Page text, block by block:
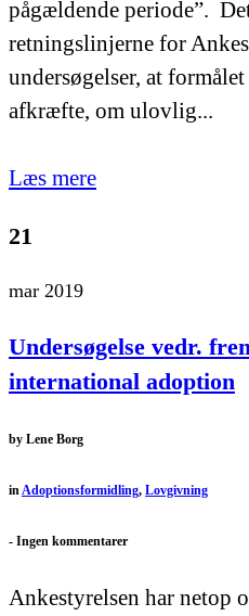
pågældende periode”.
retningslinjerne for
undersøgelser, at
afkræfte, om ulovlig...
Læs mere
21
mar 2019
Undersøgelse vedr.
international adoption
by Lene Borg
inAdoptionsformidling, Lovgivning
- Ingen kommentarer
Ankestyrelsen har netop